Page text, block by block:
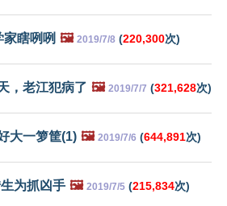
瞎咧咧 🖼️ 2019/7/8 (220,300次)
，老江犯病了 🖼️ 2019/7/7 (321,628次)
大一箩筐(1) 🖼️ 2019/7/6 (644,891次)
为抓凶手 🖼️ 2019/7/5 (215,834次)